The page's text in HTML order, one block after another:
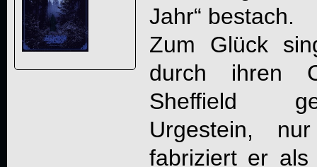
Jahr“ bestach.
Zum Glück
durch ihren
Sheffield
Urgestein,
fabriziert er als